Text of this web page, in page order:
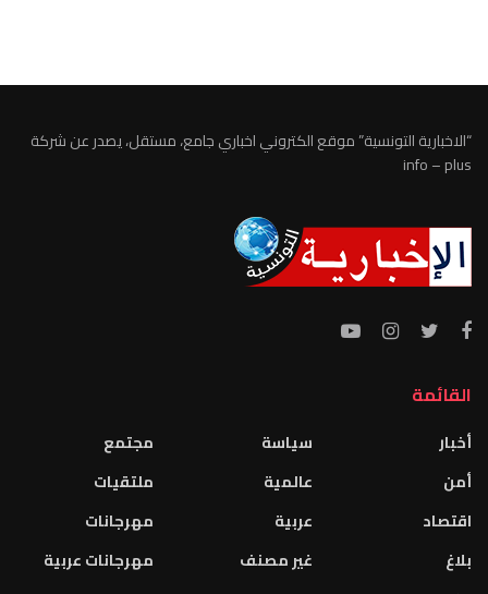
“الاخبارية التونسية” موقع الكتروني اخباري جامع، مستقل، يصدر عن شركة
info – plus
القائمة
أخبار
أمن
اقتصاد
بلاغ
سياسة
عالمية
عربية
غير مصنف
مجتمع
ملتقيات
مهرجانات
مهرجانات عربية